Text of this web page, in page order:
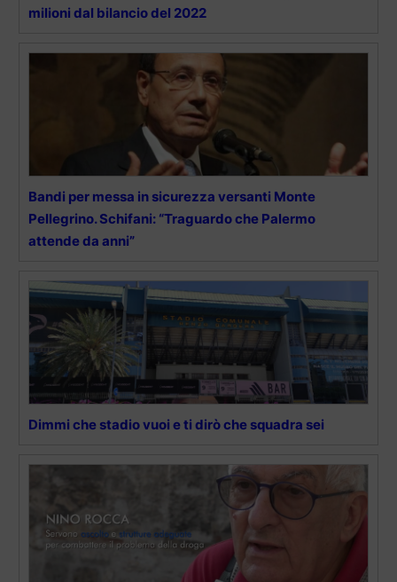
milioni dal bilancio del 2022
Bandi per messa in sicurezza versanti Monte
Pellegrino. Schifani: “Traguardo che Palermo
attende da anni”
Dimmi che stadio vuoi e ti dirò che squadra sei